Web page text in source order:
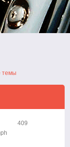
темы
409